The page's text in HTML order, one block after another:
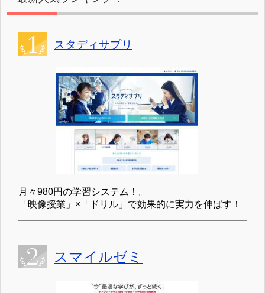
スタディサプリ
月々980円の学習システム！。
「映像授業」×「ドリル」で効果的に実力を伸ばす！
スマイルゼミ